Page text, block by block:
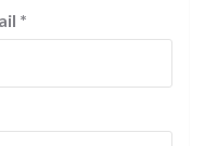
*